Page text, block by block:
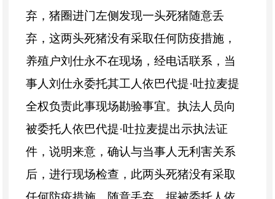
弃，猪圈进门左侧发现一头死猪随意丢
弃，这两头死猪没有采取任何防疫措施，
养殖户刘仕永不在现场，经电话联系，当
事人刘仕永委托其工人依巴代提·吐拉麦提
全权负责此事现场勘验事宜。执法人员向
被委托人依巴代提·吐拉麦提出示执法证
件，说明来意，确认与当事人无利害关系
后，进行现场检查，此两头死猪没有采取